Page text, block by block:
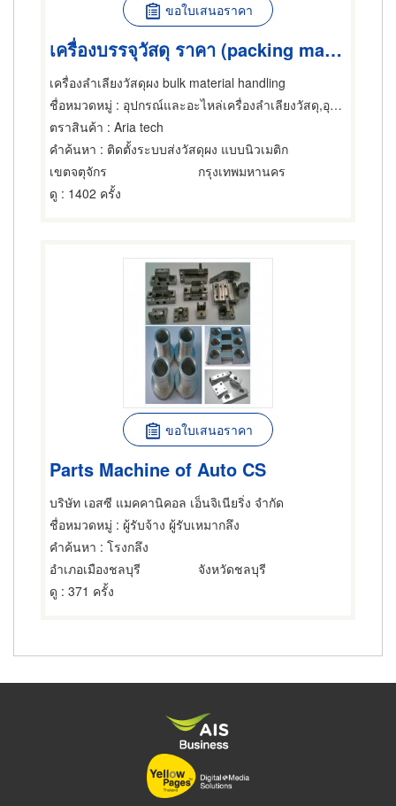
ขอใบเสนอราคา
เครื่องบรรจุวัสดุ ราคา (packing machine)
เครื่องลำเลียงวัสดุผง bulk material handling
ชื่อหมวดหมู่ : อุปกรณ์และอะไหล่เครื่องลำเลียงวัสดุ,อุปกรณ์และอะไหล่เครื่องลำเลียงวัสดุ,อุปกรณ์และอะไหล่เครื่องลำเลียงวัสดุ
ตราสินค้า : Aria tech
คำค้นหา : ติดตั้งระบบส่งวัสดุผง แบบนิวเมติก
เขตจตุจักร
กรุงเทพมหานคร
ดู : 1402 ครั้ง
ขอใบเสนอราคา
Parts Machine of Auto CS
บริษัท เอสซี แมคคานิคอล เอ็นจิเนียริ่ง จำกัด
ชื่อหมวดหมู่ : ผู้รับจ้าง ผู้รับเหมากลึง
คำค้นหา : โรงกลึง
อำเภอเมืองชลบุรี
จังหวัดชลบุรี
ดู : 371 ครั้ง